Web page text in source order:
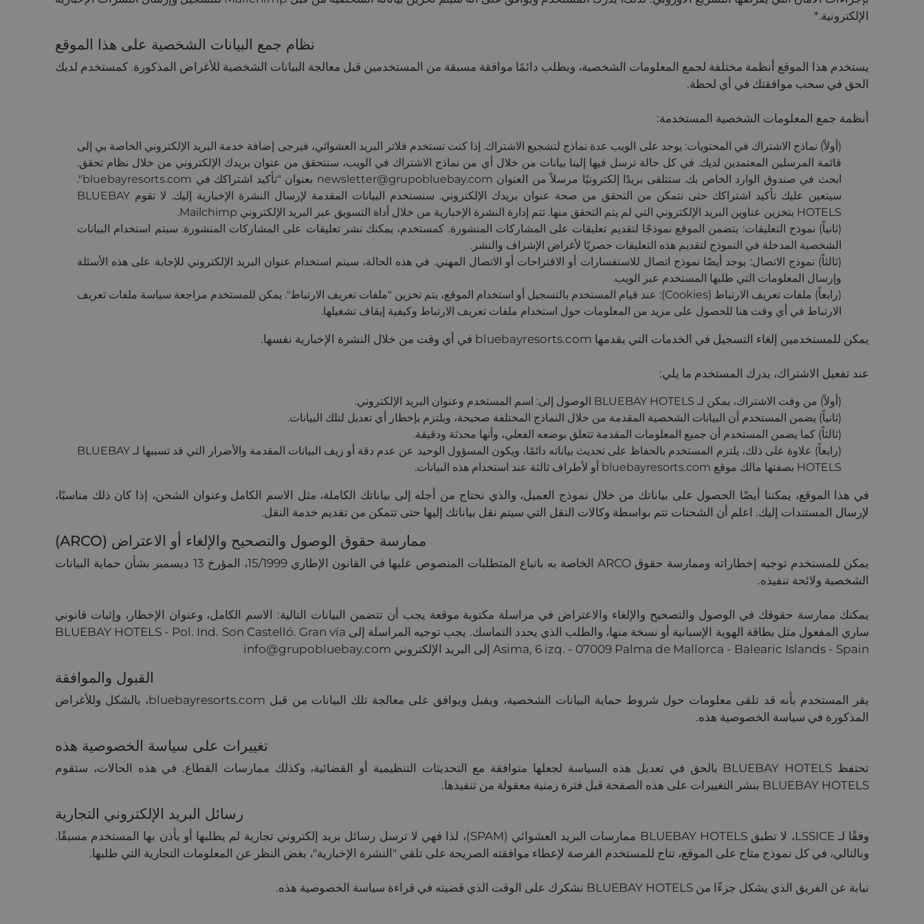
الإلكترونية.*
نظام جمع البيانات الشخصية على هذا الموقع
يستخدم هذا الموقع أنظمة مختلفة لجمع المعلومات الشخصية، ويطلب دائمًا موافقة مسبقة من المستخدمين قبل معالجة البيانات الشخصية للأغراض المذكورة. كمستخدم لديك
الحق في سحب موافقتك في أي لحظة.
أنظمة جمع المعلومات الشخصية المستخدمة:
(أولاً) نماذج الاشتراك في المحتويات: يوجد على الويب عدة نماذج لتشجيع الاشتراك. إذا كنت تستخدم فلاتر البريد العشوائي، فيرجى إضافة خدمة البريد الإلكتروني الخاصة بي إلى
قائمة المرسلين المعتمدين لديك. في كل حالة ترسل فيها إلينا بيانات من خلال أي من نماذج الاشتراك في الويب، سنتحقق من عنوان بريدك الإلكتروني من خلال نظام تحقق.
ابحث في صندوق الوارد الخاص بك. ستتلقى بريدًا إلكترونيًا مرسلاً من العنوان newsletter@grupobluebay.com بعنوان "تأكيد اشتراكك في bluebayresorts.com".
سيتعين عليك تأكيد اشتراكك حتى نتمكن من التحقق من صحة عنوان بريدك الإلكتروني. سنستخدم البيانات المقدمة لإرسال النشرة الإخبارية إليك. لا تقوم BLUEBAY
HOTELS بتخزين عناوين البريد الإلكتروني التي لم يتم التحقق منها. تتم إدارة النشرة الإخبارية من خلال أداة التسويق عبر البريد الإلكتروني Mailchimp.
(ثانياً) نموذج التعليقات: يتضمن الموقع نموذجًا لتقديم تعليقات على المشاركات المنشورة. كمستخدم، يمكنك نشر تعليقات على المشاركات المنشورة. سيتم استخدام البيانات
الشخصية المدخلة في النموذج لتقديم هذه التعليقات حصريًا لأغراض الإشراف والنشر.
(ثالثاً) نموذج الاتصال: يوجد أيضًا نموذج اتصال للاستفسارات أو الاقتراحات أو الاتصال المهني. في هذه الحالة، سيتم استخدام عنوان البريد الإلكتروني للإجابة على هذه الأسئلة
وإرسال المعلومات التي طلبها المستخدم عبر الويب.
(رابعاً) ملفات تعريف الارتباط (Cookies): عند قيام المستخدم بالتسجيل أو استخدام الموقع، يتم تخزين "ملفات تعريف الارتباط". يمكن للمستخدم مراجعة سياسة ملفات تعريف
الارتباط في أي وقت هنا للحصول على مزيد من المعلومات حول استخدام ملفات تعريف الارتباط وكيفية إيقاف تشغيلها.
يمكن للمستخدمين إلغاء التسجيل في الخدمات التي يقدمها bluebayresorts.com في أي وقت من خلال النشرة الإخبارية نفسها.
عند تفعيل الاشتراك، يدرك المستخدم ما يلي:
(أولاً) من وقت الاشتراك، يمكن لـ BLUEBAY HOTELS الوصول إلى: اسم المستخدم وعنوان البريد الإلكتروني.
(ثانياً) يضمن المستخدم أن البيانات الشخصية المقدمة من خلال النماذج المختلفة صحيحة، ويلتزم بإخطار أي تعديل لتلك البيانات.
(ثالثاً) كما يضمن المستخدم أن جميع المعلومات المقدمة تتعلق بوضعه الفعلي، وأنها محدثة ودقيقة.
(رابعاً) علاوة على ذلك، يلتزم المستخدم بالحفاظ على تحديث بياناته دائمًا، ويكون المسؤول الوحيد عن عدم دقة أو زيف البيانات المقدمة والأضرار التي قد تسببها لـ BLUEBAY
HOTELS بصفتها مالك موقع bluebayresorts.com أو لأطراف ثالثة عند استخدام هذه البيانات.
في هذا الموقع، يمكننا أيضًا الحصول على بياناتك من خلال نموذج العميل، والذي نحتاج من أجله إلى بياناتك الكاملة، مثل الاسم الكامل وعنوان الشحن، إذا كان ذلك مناسبًا،
لإرسال المستندات إليك. اعلم أن الشحنات تتم بواسطة وكالات النقل التي سيتم نقل بياناتك إليها حتى تتمكن من تقديم خدمة النقل.
ممارسة حقوق الوصول والتصحيح والإلغاء أو الاعتراض (ARCO)
يمكن للمستخدم توجيه إخطاراته وممارسة حقوق ARCO الخاصة به باتباع المتطلبات المنصوص عليها في القانون الإطاري 15/1999، المؤرخ 13 ديسمبر بشأن حماية البيانات
الشخصية ولائحة تنفيذه.
يمكنك ممارسة حقوقك في الوصول والتصحيح والإلغاء والاعتراض في مراسلة مكتوبة موقعة يجب أن تتضمن البيانات التالية: الاسم الكامل، وعنوان الإخطار، وإثبات قانوني
ساري المفعول مثل بطاقة الهوية الإسبانية أو نسخة منها، والطلب الذي يحدد التماسك. يجب توجيه المراسلة إلى BLUEBAY HOTELS - Pol. Ind. Son Castelló. Gran vía
Asima, 6 izq. - 07009 Palma de Mallorca - Balearic Islands - Spain إلى البريد الإلكتروني info@grupobluebay.com
القبول والموافقة
يقر المستخدم بأنه قد تلقى معلومات حول شروط حماية البيانات الشخصية، ويقبل ويوافق على معالجة تلك البيانات من قبل bluebayresorts.com، بالشكل وللأغراض
المذكورة في سياسة الخصوصية هذه.
تغييرات على سياسة الخصوصية هذه
تحتفظ BLUEBAY HOTELS بالحق في تعديل هذه السياسة لجعلها متوافقة مع التحديثات التنظيمية أو القضائية، وكذلك ممارسات القطاع. في هذه الحالات، ستقوم
BLUEBAY HOTELS بنشر التغييرات على هذه الصفحة قبل فترة زمنية معقولة من تنفيذها.
رسائل البريد الإلكتروني التجارية
وفقًا لـ LSSICE، لا تطبق BLUEBAY HOTELS ممارسات البريد العشوائي (SPAM)، لذا فهي لا ترسل رسائل بريد إلكتروني تجارية لم يطلبها أو يأذن بها المستخدم مسبقًا.
وبالتالي، في كل نموذج متاح على الموقع، تتاح للمستخدم الفرصة لإعطاء موافقته الصريحة على تلقي "النشرة الإخبارية"، بغض النظر عن المعلومات التجارية التي طلبها.
نيابة عن الفريق الذي يشكل جزءًا من BLUEBAY HOTELS نشكرك على الوقت الذي قضيته في قراءة سياسة الخصوصية هذه.